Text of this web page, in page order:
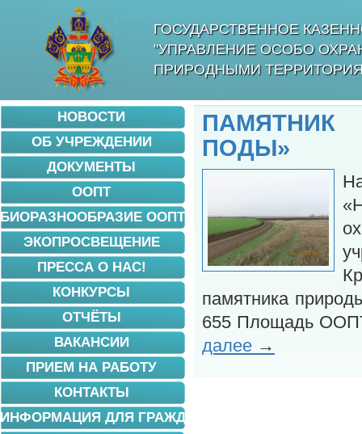
ГОСУДАРСТВЕННОЕ
"УПРАВЛЕНИЕ ОСОБО
ПРИРОДНЫМИ
ПОДЫ»
памятника
655 Площадь
далее →
НОВОСТИ
ОБ УЧРЕЖДЕНИИ
ДОКУМЕНТЫ
ООПТ
БИОРАЗНООБРАЗИЕ ООПТ
ЭКОПРОСВЕЩЕНИЕ
ПРЕССА О НАС!
КОНКУРСЫ
ОТЧЁТЫ
ВАКАНСИИ
ПРИЕМ НА РАБОТУ
КОНТАКТЫ
ИНФОРМАЦИЯ ДЛЯ ГРАЖДАН